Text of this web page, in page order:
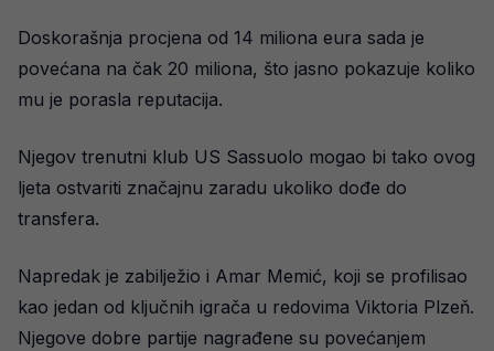
Doskorašnja procjena od 14 miliona eura sada je
povećana na čak 20 miliona, što jasno pokazuje koliko
mu je porasla reputacija.
Njegov trenutni klub US Sassuolo mogao bi tako ovog
ljeta ostvariti značajnu zaradu ukoliko dođe do
transfera.
Napredak je zabilježio i Amar Memić, koji se profilisao
kao jedan od ključnih igrača u redovima Viktoria Plzeň.
Njegove dobre partije nagrađene su povećanjem